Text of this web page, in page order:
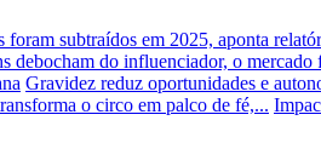
foram subtraídos em 2025, aponta
debocham do influenciador, o
Gravidez reduz oportunidades e
o circo em palco de fé,...